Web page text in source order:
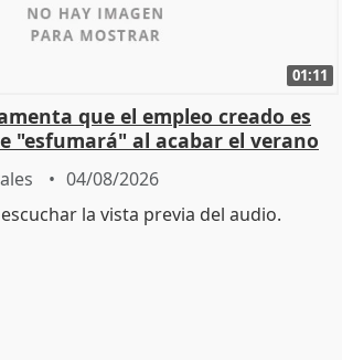
01:11
que el empleo creado es
"esfumará" al acabar el verano
04/08/2026